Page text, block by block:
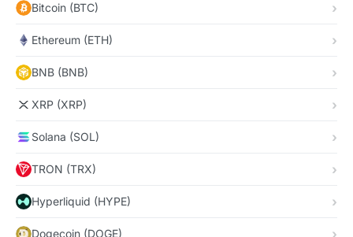
Bitcoin (BTC)
Ethereum (ETH)
BNB (BNB)
XRP (XRP)
Solana (SOL)
TRON (TRX)
Hyperliquid (HYPE)
Dogecoin (DOGE)